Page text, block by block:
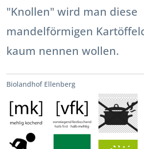
"Knollen" wird man diese
mandelförmigen
kaum nennen wollen.
Biolandhof Ellenberg